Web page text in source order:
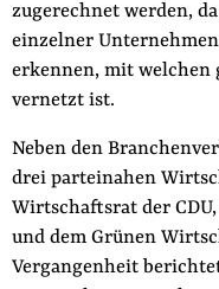
zugerechnet werden,
einzelner
erkennen, mit welchen
vernetzt ist.
Neben den
drei parteinahen
Wirtschaftsrat der
und dem Grünen
Vergangenheit